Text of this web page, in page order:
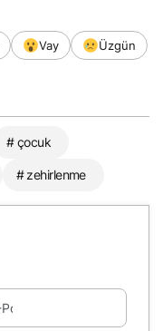
Vay
Üzgün
# çocuk
# zehirlenme